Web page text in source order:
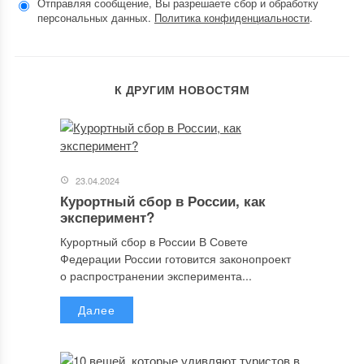
персональных данных. Политика конфиденциальности.
К ДРУГИМ НОВОСТЯМ
23.04.2024
Курортный сбор в России, как
эксперимент?
Курортный сбор в России В Совете
Федерации России готовится законопроект
о распространении эксперимента...
Далее